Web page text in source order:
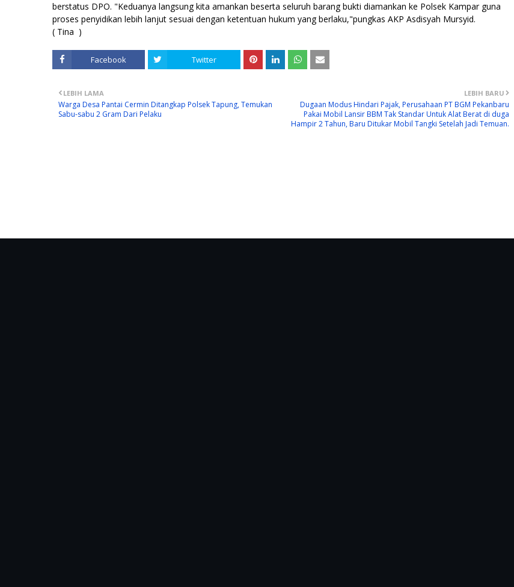
berstatus DPO. "Keduanya langsung kita amankan beserta seluruh barang bukti diamankan ke Polsek Kampar guna
proses penyidikan lebih lanjut sesuai dengan ketentuan hukum yang berlaku,"pungkas AKP Asdisyah Mursyid.
( Tina )
Facebook Twitter
LEBIH BARU
Dugaan Modus Hindari Pajak, Perusahaan PT BGM Pekanbaru
Pakai Mobil Lansir BBM Tak Standar Untuk Alat Berat di duga
Hampir 2 Tahun, Baru Ditukar Mobil Tangki Setelah Jadi Temuan.
LEBIH LAMA
Warga Desa Pantai Cermin Ditangkap Polsek Tapung, Temukan
Sabu-sabu 2 Gram Dari Pelaku